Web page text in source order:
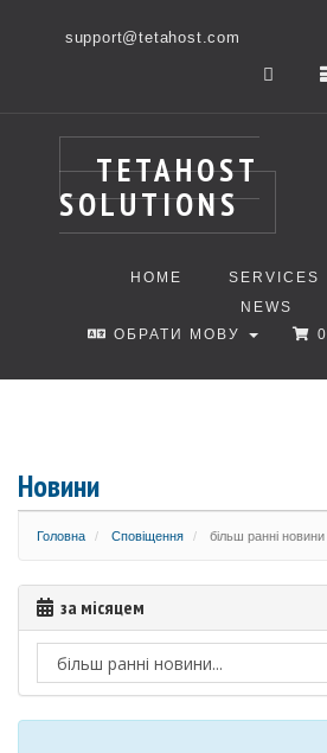
support@tetahost.com
TETAHOST
SOLUTIONS
HOME SERVICES
NEWS
ОБРАТИ МОВУ
0
Новини
Головна Сповіщення більш ранні новини
за місяцем